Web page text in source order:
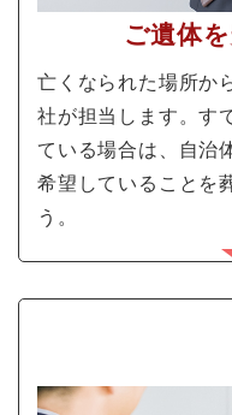
ご遺体
亡くなられた場所か
社が担当します。す
ている場合は、自治
希望していることを
う。